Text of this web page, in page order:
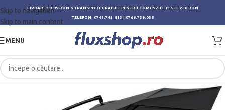
Skip to navigation
Skip to main content
LIVRARE 19.99 RON & TRANSPORT GRATUIT PENTRU COMENZILE PESTE 250 RON
TELEFON: 0741.745.813 0766.739.038
MENU